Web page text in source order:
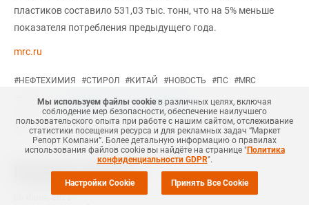
пластиков составило 531,03 тыс. тонн, что на 5% меньше
показателя потребления предыдущего года.
mrc.ru
#НЕФТЕХИМИЯ #СТИРОЛ #КИТАЙ #НОВОСТЬ #ПС #MRC
1 +Добавить все теги в фильтр
Похожие новости
,2025
Мы используем файлы cookieв различных целях, включая
соблюдение мер безопасности, обеспечение наилучшего
пользовательского опыта при работе с нашим сайтом, отслеживание
статистики посещения ресурса и для рекламных задач “Маркет
Репорт Компани”. Более детальную информацию о правилах
использования файлов cookie вы найдёте на странице "Политика
конфиденциальности GDPR".
Настройки Cookie Принять Все Cookie